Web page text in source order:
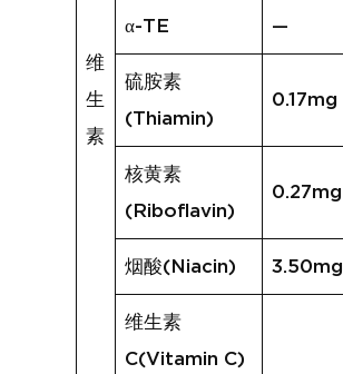
维
生
素
α-TE —
硫胺素
(Thiamin)
0.17mg
核黄素
(Riboflavin)
0.27mg
烟酸(Niacin) 3.50mg
维生素
C(Vitamin C)